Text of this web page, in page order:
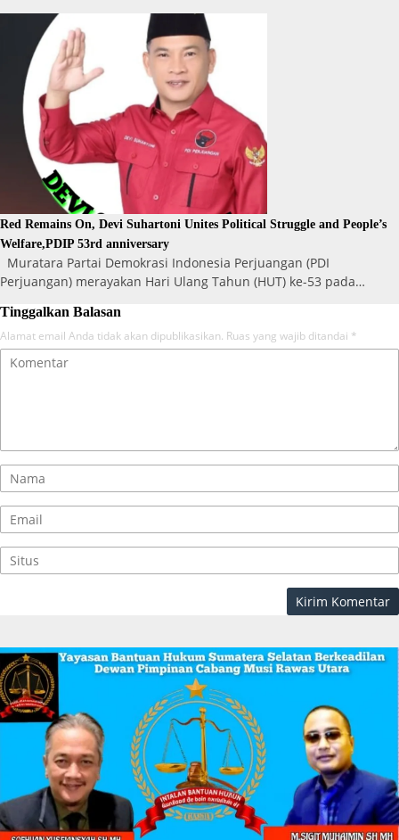
Red Remains On, Devi Suhartoni Unites Political Struggle and People’s
Welfare,PDIP 53rd anniversary
Muratara Partai Demokrasi Indonesia Perjuangan (PDI
Perjuangan) merayakan Hari Ulang Tahun (HUT) ke-53 pada…
Tinggalkan Balasan
Alamat email Anda tidak akan dipublikasikan. Ruas yang wajib ditandai *